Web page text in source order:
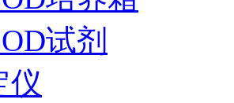
试剂
仪